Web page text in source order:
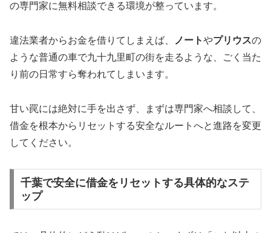
の専門家に無料相談できる環境が整っています。
違法業者からお金を借りてしまえば、 ノートやプリウスの
ような普通の車で九十九里町の街を走るような、ごく当た
り前の日常すら奪われてしまいます。
甘い罠には絶対に手を出さず、まずは専門家へ相談して、
借金を根本からリセットする安全なルートへと進路を変更
してください。
千葉で安全に借金をリセットする具体的なステ
ップ